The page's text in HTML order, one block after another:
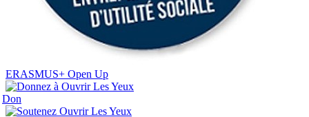
ERASMUS+ Open Up
Don